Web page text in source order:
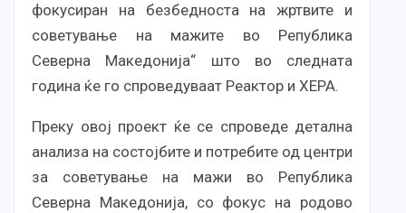
фокусиран на безбедноста на жртвите и
советување на мажите во Република
Северна Македонија“ што во следната
година ќе го спроведуваат Реактор и ХЕРА.
Преку овој проект ќе се спроведе детална
анализа на состојбите и потребите од центри
за советување на мажи во Република
Северна Македонија, со фокус на родово